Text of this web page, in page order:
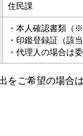
住民課
・本人確認書類（
・印鑑登録証（該当
・代理人の場合は
をご希望の場合